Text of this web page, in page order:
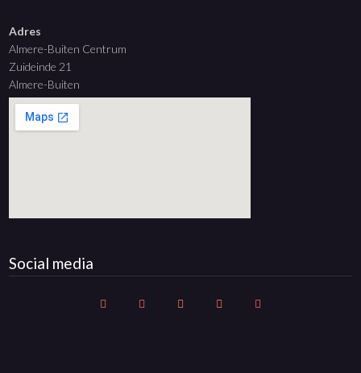
Adres
Almere-Buiten Centrum
Zuideinde 21
Almere-Buiten
Social media